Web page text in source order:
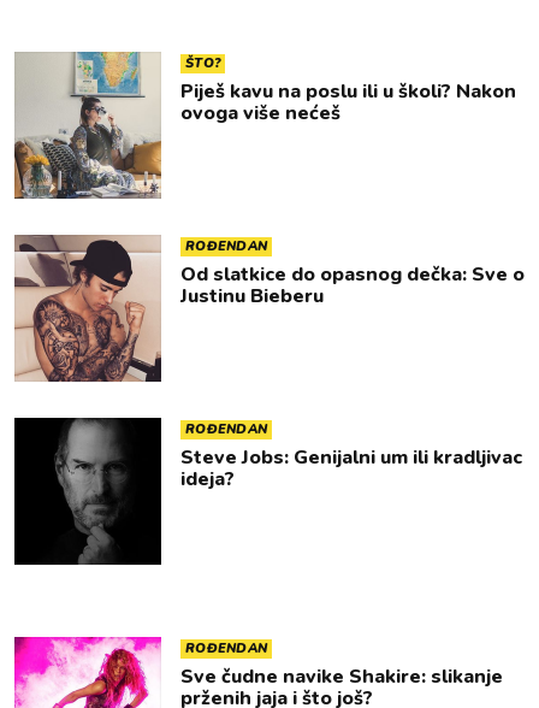
ŠTO?
Piješ kavu na poslu ili u školi? Nakon
ovoga više nećeš
ROĐENDAN
Od slatkice do opasnog dečka: Sve o
Justinu Bieberu
ROĐENDAN
Steve Jobs: Genijalni um ili kradljivac
ideja?
ROĐENDAN
Sve čudne navike Shakire: slikanje
prženih jaja i što još?